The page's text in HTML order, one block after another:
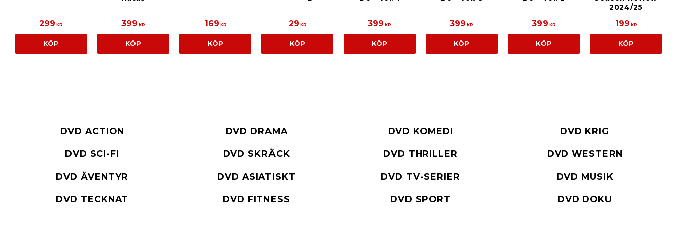
299 KR
KÖP
399 KR
KÖP
169 KR
KÖP
29 KR
KÖP
399 KR
KÖP
399 KR
KÖP
399 KR
KÖP
2024/25
199 KR
KÖP
DVD ACTION DVD DRAMA DVD KOMEDI DVD KRIG
DVD SCI-FI DVD SKRÄCK DVD THRILLER DVD WESTERN
DVD ÄVENTYR DVD ASIATISKT DVD TV-SERIER DVD MUSIK
DVD TECKNAT DVD FITNESS DVD SPORT DVD DOKU